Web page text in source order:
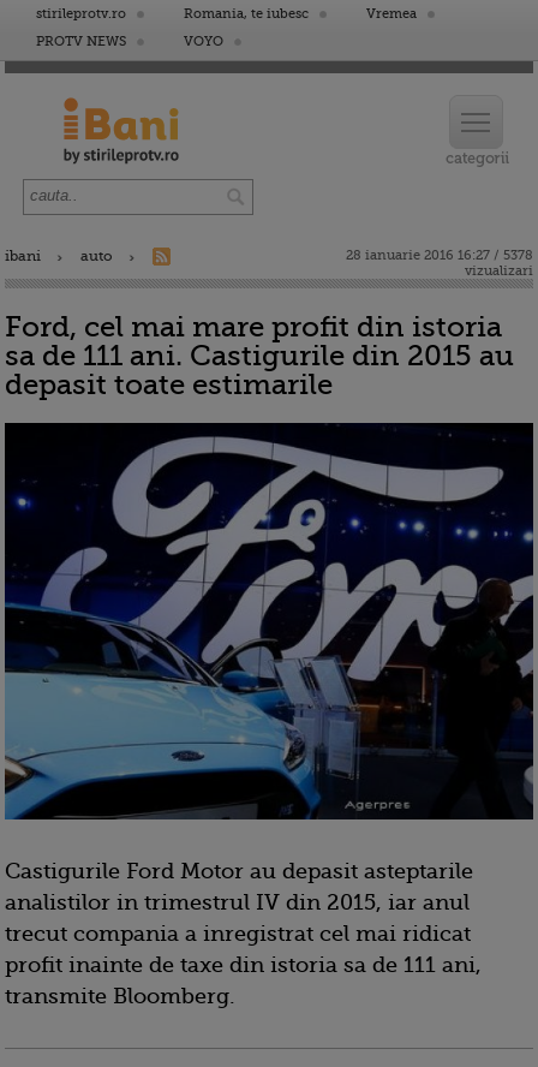
stirileprotv.ro Romania, te iubesc
Vremea
PROTV NEWS
VOYO
ibani auto
28 ianuarie 2016 16:27 / 5378
vizualizari
Ford, cel mai mare profit din istoria
sa de 111 ani. Castigurile din 2015 au
depasit toate estimarile
Castigurile Ford Motor au depasit asteptarile
analistilor in trimestrul IV din 2015, iar anul
trecut compania a inregistrat cel mai ridicat
profit inainte de taxe din istoria sa de 111 ani,
transmite Bloomberg.